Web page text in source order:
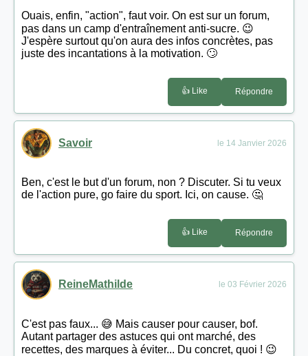
Ouais, enfin, "action", faut voir. On est sur un forum,
pas dans un camp d'entraînement anti-sucre. 😉
J'espère surtout qu'on aura des infos concrètes, pas
juste des incantations à la motivation. 🙄
👍 Like Répondre
Savoir le 14 Janvier 2026
Ben, c'est le but d'un forum, non ? Discuter. Si tu veux
de l'action pure, go faire du sport. Ici, on cause. 🤔
👍 Like Répondre
ReineMathilde le 03 Février 2026
C'est pas faux... 😅 Mais causer pour causer, bof.
Autant partager des astuces qui ont marché, des
recettes, des marques à éviter... Du concret, quoi ! 😉